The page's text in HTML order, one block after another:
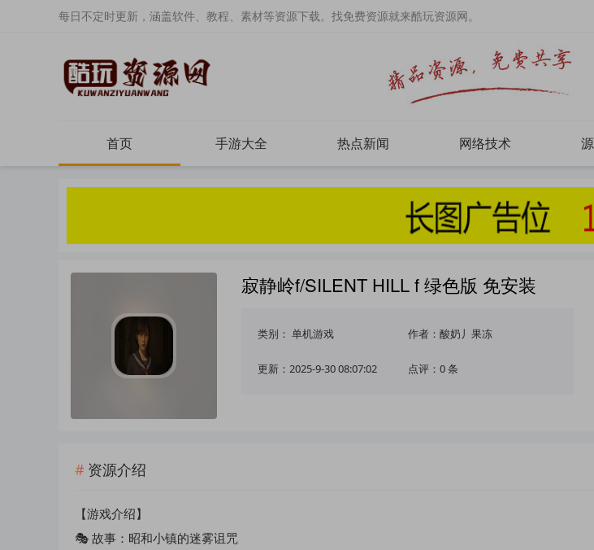
每日不定时更新，涵盖软件、教程、素材等资源下载。找免费资源就来酷玩资源网。
首页 手游大全 热点新闻 网络技术
寂静岭f/SILENT HILL f 绿色版 免安装
类别： 单机游戏 作者：酸奶丿果冻
更新：2025-9-30 08:07:02 点评：0 条
资源介绍
【游戏介绍】
🎭 故事：昭和小镇的迷雾诅咒​